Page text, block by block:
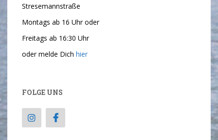
Stresemannstraße
Montags ab 16 Uhr oder
Freitags ab 16:30 Uhr
oder melde Dich hier
FOLGE UNS